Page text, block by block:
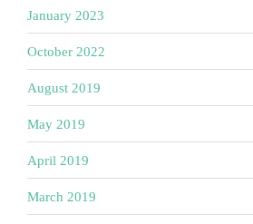
January 2023
October 2022
August 2019
May 2019
April 2019
March 2019